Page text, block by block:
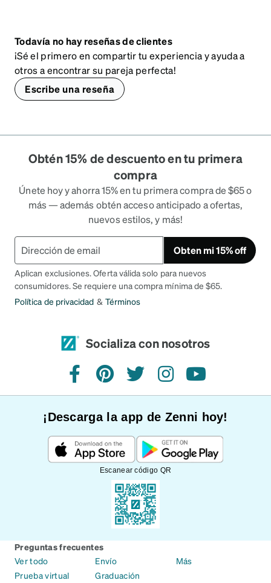
Todavía no hay reseñas de clientes
¡Sé el primero en compartir tu experiencia y ayuda a
otros a encontrar su pareja perfecta!
Escribe una reseña
Obtén 15% de descuento en tu primera
compra
Únete hoy y ahorra 15% en tu primera compra de $65 o
más — además obtén acceso anticipado a ofertas,
nuevos estilos, y más!
Obten mi 15% off
Aplican exclusiones. Oferta válida solo para nuevos
consumidores. Se requiere una compra mínima de $65.
Política de privacidad & Términos
Socializa con nosotros
FacebookPinterestTwitterInstagramYouTube
¡Descarga la app de Zenni hoy!
Escanear código QR
Preguntas frecuentes
Ver todo
Prueba virtual
Envío
Graduación
Más